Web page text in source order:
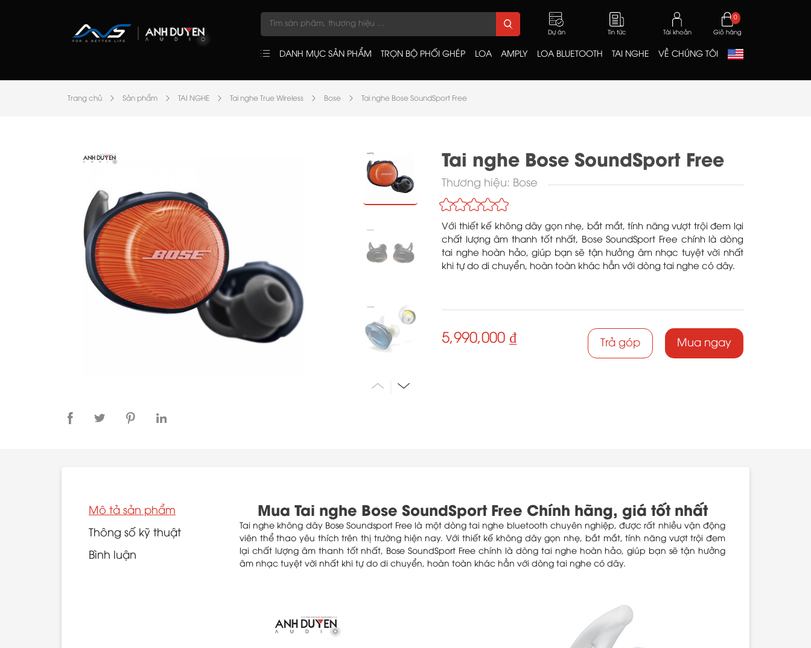
Dự án Tin tức Tài khoản Giỏ hàng
0
DANH MỤC SẢN PHẨM TRỌN BỘ PHỐI GHÉP LOA AMPLY LOA BLUETOOTH TAI NGHE VỀ CHÚNG TÔI
Trang chủ Sản phẩm TAI NGHE Tai nghe True Wireless Bose Tai nghe Bose SoundSport Free
Tai nghe Bose SoundSport Free
Thương hiệu: Bose
Với thiết kế không dây gọn nhẹ, bắt mắt, tính năng vượt trội đem lại
chất lượng âm thanh tốt nhất, Bose SoundSport Free chính là dòng
tai nghe hoàn hảo, giúp bạn sẽ tận hưởng âm nhạc tuyệt vời nhất
khi tự do di chuyển, hoàn toàn khác hẳn với dòng tai nghe có dây.
5,990,000 ₫ Trả góp Mua ngay
Mô tả sản phẩm
Thông số kỹ thuật
Bình luận
Mua Tai nghe Bose SoundSport Free Chính hãng, giá tốt nhất
Tai nghe không dây Bose Soundsport Free là một dòng tai nghe bluetooth chuyên nghiệp, được rất nhiều vận động
viên thể thao yêu thích trên thị trường hiện nay. Với thiết kế không dây gọn nhẹ, bắt mắt, tính năng vượt trội đem
lại chất lượng âm thanh tốt nhất, Bose SoundSport Free chính là dòng tai nghe hoàn hảo, giúp bạn sẽ tận hưởng
âm nhạc tuyệt vời nhất khi tự do di chuyển, hoàn toàn khác hẳn với dòng tai nghe có dây.